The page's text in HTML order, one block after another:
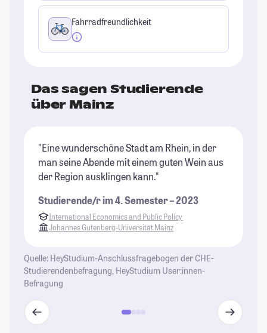
Fahrradfreundlichkeit
Das sagen Studierende
über Mainz
"Eine wunderschöne Stadt am Rhein, in der
man seine Abende mit einem guten Wein aus
der Region ausklingen kann."
Studierende/r im 4. Semester – 2023
International Economics and Public Policy
Johannes Gutenberg-Universität Mainz
Quelle: HeyStudium-Anschlussfragebogen der CHE-
Studierendenbefragung, HeyStudium User:innen-
Befragung